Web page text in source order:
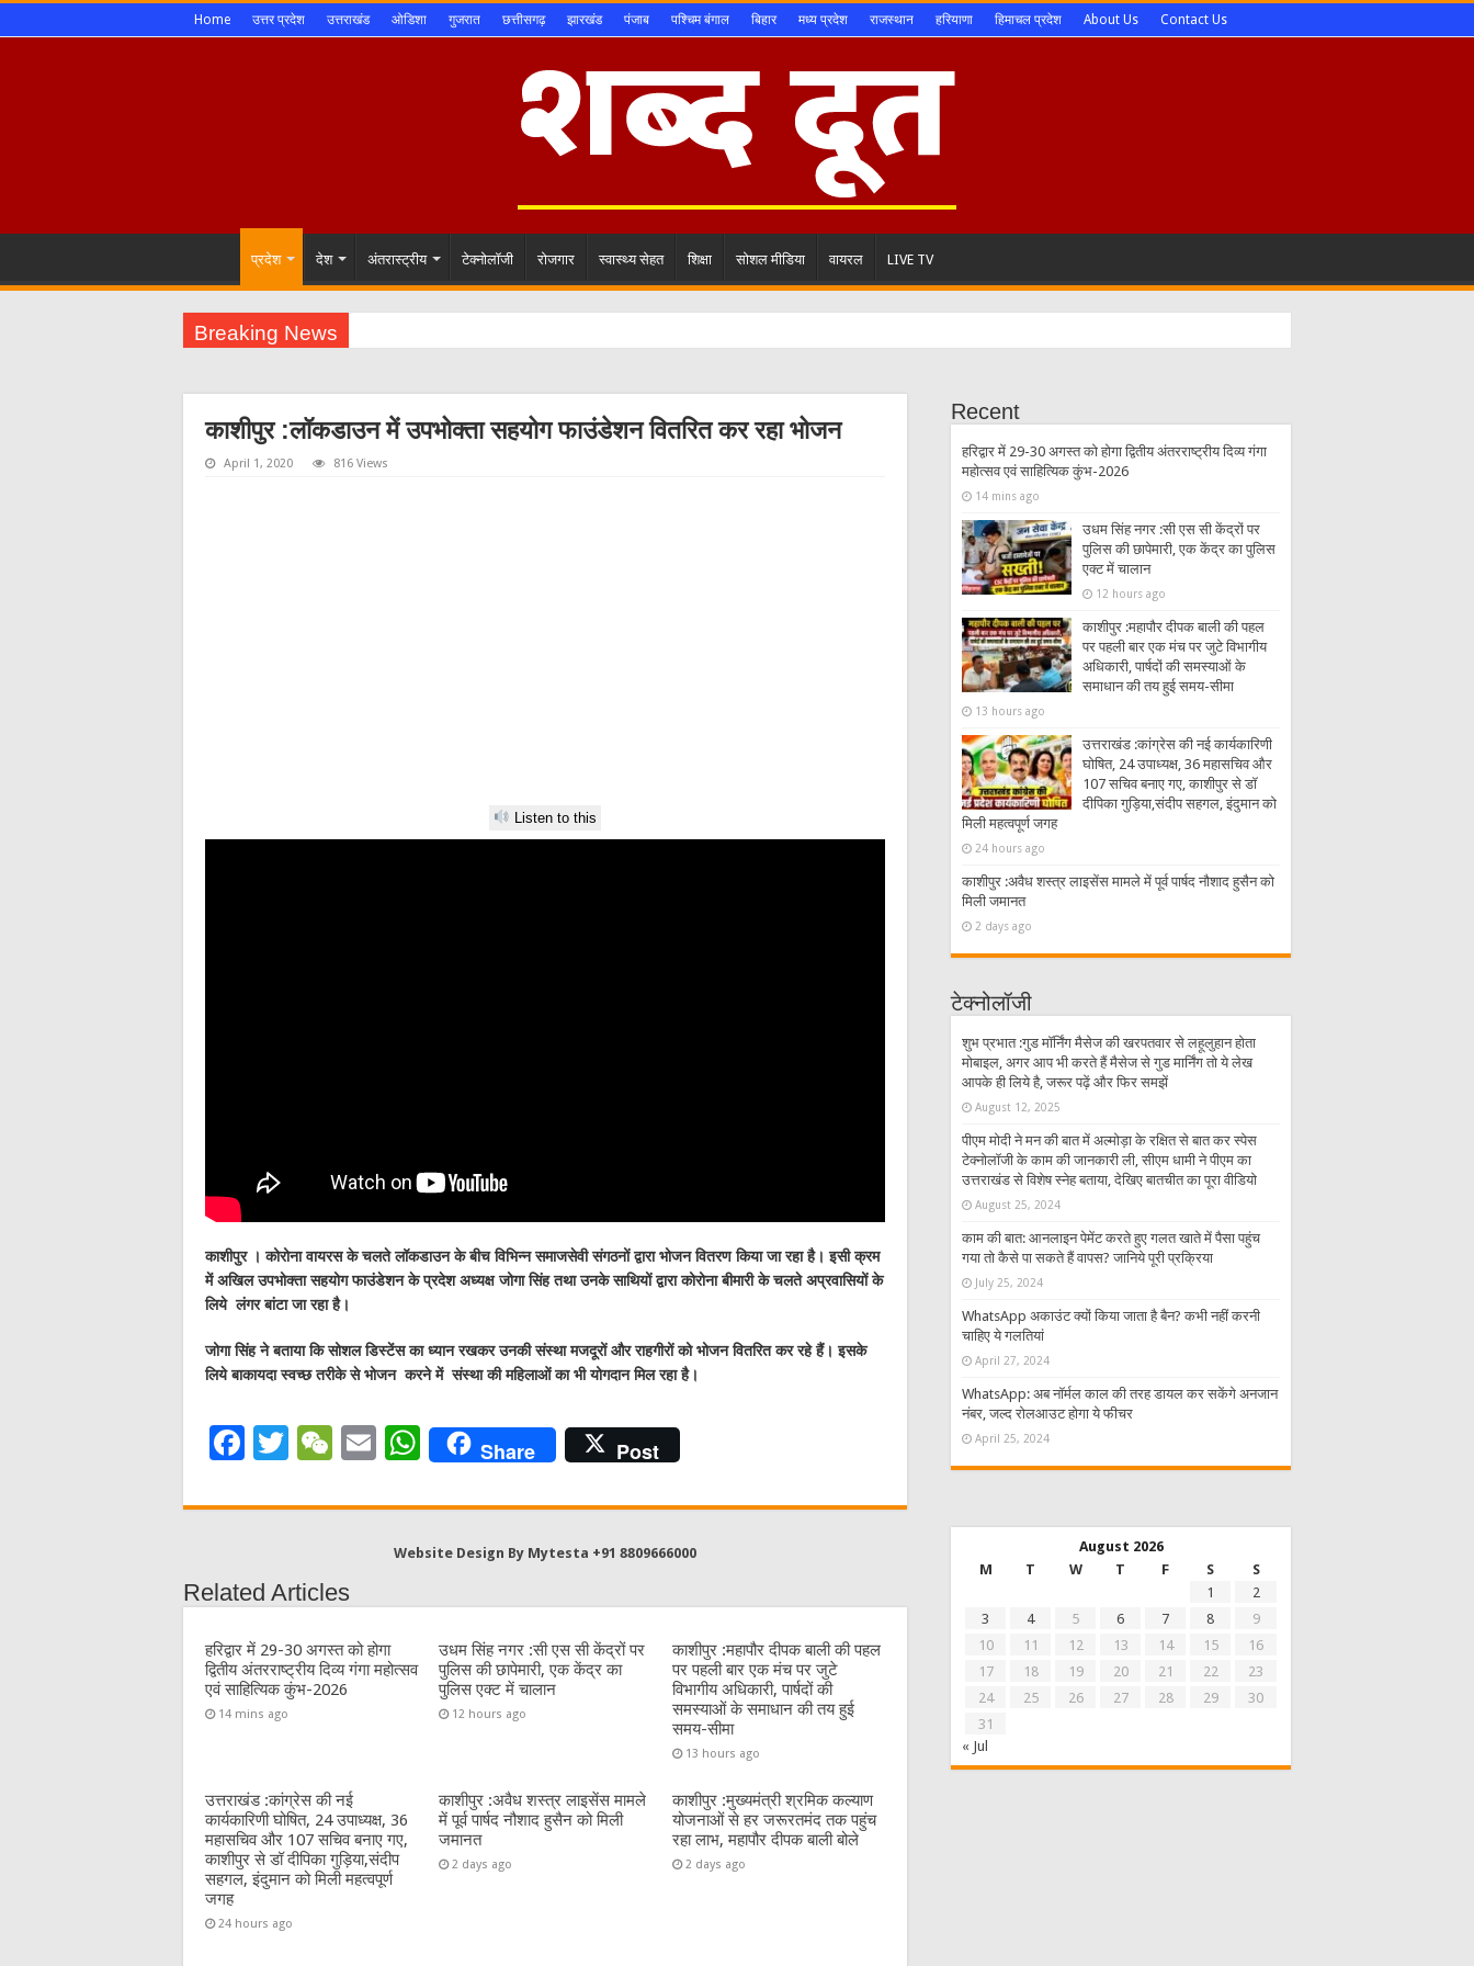
Home उत्तर प्रदेश उत्तराखंड ओडिशा गुजरात छत्तीसगढ़ झारखंड पंजाब पश्चिम बंगाल बिहार मध्य प्रदेश राजस्थान हरियाणा हिमाचल प्रदेश About Us Contact Us
प्रदेश देश अंतरास्ट्रीय टेक्नोलॉजी रोजगार स्वास्थ्य सेहत शिक्षा सोशल मीडिया वायरल LIVE TV
Breaking News
काशीपुर :लॉकडाउन में उपभोक्ता सहयोग फाउंडेशन वितरित कर रहा भोजन
April 1, 2020 816 Views
Listen to this
काशीपुर । कोरोना वायरस के चलते लॉकडाउन के बीच विभिन्न समाजसेवी संगठनों द्वारा भोजन वितरण किया जा रहा है। इसी क्रम
में अखिल उपभोक्ता सहयोग फाउंडेशन के प्रदेश अध्यक्ष जोगा सिंह तथा उनके साथियों द्वारा कोरोना बीमारी के चलते अप्रवासियों के
लिये लंगर बांटा जा रहा है।
जोगा सिंह ने बताया कि सोशल डिस्टेंस का ध्यान रखकर उनकी संस्था मजदूरों और राहगीरों को भोजन वितरित कर रहे हैं। इसके
लिये बाकायदा स्वच्छ तरीके से भोजन करने में संस्था की महिलाओं का भी योगदान मिल रहा है।
F
c
b
o
o
k
T
it
r
W
C
at
E
ai
W
at
s
p
p
Share Post
Website Design By Mytesta +91 8809666000
Related Articles
हरिद्वार में 29-30 अगस्त को होगा
द्वितीय अंतरराष्ट्रीय दिव्य गंगा महोत्सव
एवं साहित्यिक कुंभ-2026
14 mins ago
उधम सिंह नगर :सी एस सी केंद्रों पर
पुलिस की छापेमारी, एक केंद्र का
पुलिस एक्ट में चालान
12 hours ago
काशीपुर :महापौर दीपक बाली की पहल
पर पहली बार एक मंच पर जुटे
विभागीय अधिकारी, पार्षदों की
समस्याओं के समाधान की तय हुई
समय-सीमा
13 hours ago
उत्तराखंड :कांग्रेस की नई
कार्यकारिणी घोषित, 24 उपाध्यक्ष, 36
महासचिव और 107 सचिव बनाए गए,
काशीपुर से डॉ दीपिका गुड़िया,संदीप
सहगल, इंदुमान को मिली महत्वपूर्ण
जगह
24 hours ago
काशीपुर :अवैध शस्त्र लाइसेंस मामले
में पूर्व पार्षद नौशाद हुसैन को मिली
जमानत
2 days ago
काशीपुर :मुख्यमंत्री श्रमिक कल्याण
योजनाओं से हर जरूरतमंद तक पहुंच
रहा लाभ, महापौर दीपक बाली बोले
2 days ago
Recent
हरिद्वार में 29-30 अगस्त को होगा द्वितीय अंतरराष्ट्रीय दिव्य गंगा
महोत्सव एवं साहित्यिक कुंभ-2026
14 mins ago
उधम सिंह नगर :सी एस सी केंद्रों पर
पुलिस की छापेमारी, एक केंद्र का पुलिस
एक्ट में चालान
12 hours ago
काशीपुर :महापौर दीपक बाली की पहल
पर पहली बार एक मंच पर जुटे विभागीय
अधिकारी, पार्षदों की समस्याओं के
समाधान की तय हुई समय-सीमा
13 hours ago
उत्तराखंड :कांग्रेस की नई कार्यकारिणी
घोषित, 24 उपाध्यक्ष, 36 महासचिव और
107 सचिव बनाए गए, काशीपुर से डॉ
दीपिका गुड़िया,संदीप सहगल, इंदुमान को
मिली महत्वपूर्ण जगह
24 hours ago
काशीपुर :अवैध शस्त्र लाइसेंस मामले में पूर्व पार्षद नौशाद हुसैन को
मिली जमानत
2 days ago
टेक्नोलॉजी
शुभ प्रभात :गुड मॉर्निंग मैसेज की खरपतवार से लहूलुहान होता
मोबाइल, अगर आप भी करते हैं मैसेज से गुड मार्निंग तो ये लेख
आपके ही लिये है, जरूर पढ़ें और फिर समझें
August 12, 2025
पीएम मोदी ने मन की बात में अल्मोड़ा के रक्षित से बात कर स्पेस
टेक्नोलॉजी के काम की जानकारी ली, सीएम धामी ने पीएम का
उत्तराखंड से विशेष स्नेह बताया, देखिए बातचीत का पूरा वीडियो
August 25, 2024
काम की बात: आनलाइन पेमेंट करते हुए गलत खाते में पैसा पहुंच
गया तो कैसे पा सकते हैं वापस? जानिये पूरी प्रक्रिया
July 25, 2024
WhatsApp अकाउंट क्यों किया जाता है बैन? कभी नहीं करनी
चाहिए ये गलतियां
April 27, 2024
WhatsApp: अब नॉर्मल काल की तरह डायल कर सकेंगे अनजान
नंबर, जल्द रोलआउट होगा ये फीचर
April 25, 2024
August 2026
M
T W T F S
S
1
2
3
4 5 6 7 8
9
10
11 12 13 14 15
16
17
18 19 20 21 22
23
24
25 26 27 28 29
30
31
« Jul